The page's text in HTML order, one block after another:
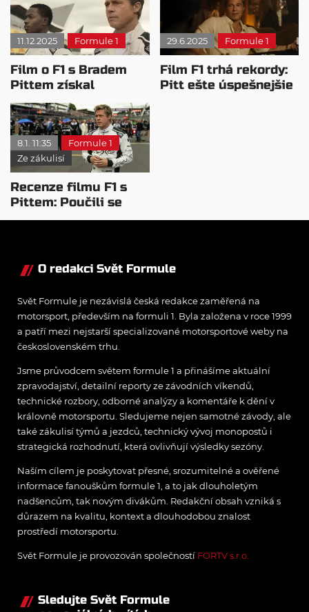
11.12.2025 Formule 1
Film o F1 s Bradem
Pittem získal
nominace na Zlaté
glóby
29.6.2025 Formule 1
Film F1 trhá rekordy:
Pitt ešte úspešnejšie
8.1. 11:35
Formule 1
Ze zákulisí
Recenze filmu F1 s
Pittem: Poučili se
producenti z chyb?
O redakci Svět Formule
Svět Formule je nezávislá česká redakce zaměřená na
motorsport, především na formuli 1. Byla založena v roce 1999
a patří mezi nejstarší specializované motorsportové weby na
československém trhu.
Jsme průvodcem světem formule 1 a přinášíme aktuální
zpravodajství, detailní reporty ze závodních víkendů,
technické rozbory, odborné analýzy a komentáře k dění v
královně motorsportu. Sledujeme nejen samotné závody, ale
také zákulisí týmů a jezdců, technický vývoj monopostů i
strategická rozhodnutí, která ovlivňují výsledky sezóny.
Naším cílem je poskytovat přesné, srozumitelné a ověřené
informace fanouškům formule 1, a to jak dlouholetým
nadšencům, tak novým divákům. Redakční obsah vzniká s
důrazem na kvalitu, kontext a dlouhodobou znalost
prostředí motorsportu.
Svět Formule je provozován společností FORTV s.r.o.
Sledujte Svět Formule